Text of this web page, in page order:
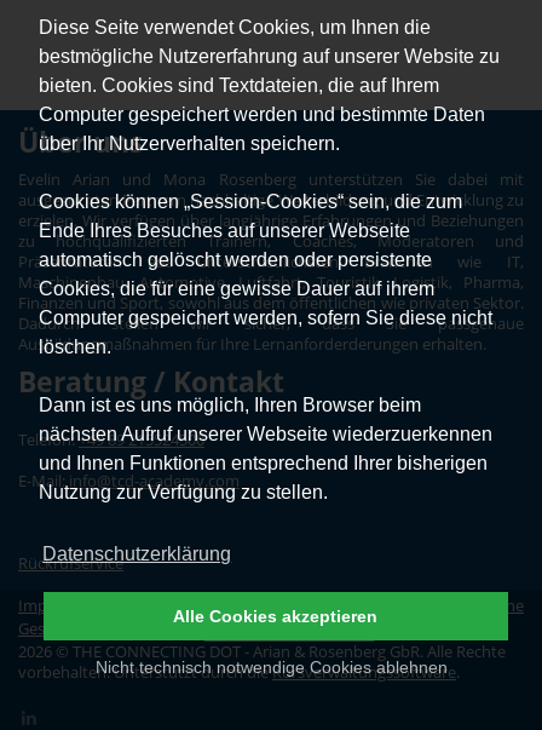
Diese Seite verwendet Cookies, um Ihnen die
bestmögliche Nutzererfahrung auf unserer Website zu
bieten. Cookies sind Textdateien, die auf Ihrem
Computer gespeichert werden und bestimmte Daten
über Ihr Nutzerverhalten speichern.
Cookies können „Session-Cookies“ sein, die zum
Ende Ihres Besuches auf unserer Webseite
automatisch gelöscht werden oder persistente
Cookies, die für eine gewisse Dauer auf ihrem
Computer gespeichert werden, sofern Sie diese nicht
löschen.
Dann ist es uns möglich, Ihren Browser beim
nächsten Aufruf unserer Webseite wiederzuerkennen
und Ihnen Funktionen entsprechend Ihrer bisherigen
Nutzung zur Verfügung zu stellen.
Datenschutzerklärung
Nicht technisch notwendige Cookies ablehnen
Alle Cookies akzeptieren
Über uns
Evelin Arian und Mona Rosenberg unterstützen Sie dabei mit
ausgesuchten Partnern nachhaltige Weiterbildung und Entwicklung zu
erzielen. Wir verfügen über langjährige Erfahrungen und Beziehungen
zu hochqualifizierten Trainern, Coaches, Moderatoren und
Präsentatoren aus unterschiedlichsten Branchen wie IT,
Maschinenbau, Automotive, Luftfahrt, Touristik, Logistik, Pharma,
Finanzen und Sport, sowohl aus dem öffentlichen wie privaten Sektor.
Dadurch stellen wir sicher, dass Sie passgenaue
Ausbildungmaßnahmen für Ihre Lernanforderderungen erhalten.
Beratung / Kontakt
Telefon:+49 89 215524500
E-Mail:info@tcd-academy.com
Rückrufservice
Impressum Datenschutz | Erklärung zur Barrierefreiheit
Allgemeine
Geschäftsbedingungen|
Vertrag widerrufen
2026 © THE CONNECTING DOT - Arian & Rosenberg GbR. Alle Rechte
vorbehalten. Unterstützt durch dieKursverwaltungssoftware.